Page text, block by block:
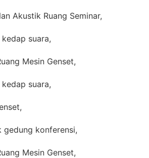
Akustik Ruang Seminar,
suara,
Mesin Genset,
suara,
gedung konferensi,
Mesin Genset,